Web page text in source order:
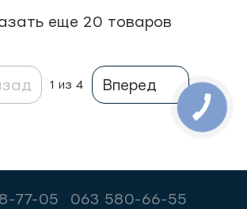
еще 20 товаров
1 из 4 Вперед
77-05
063 580-66-55